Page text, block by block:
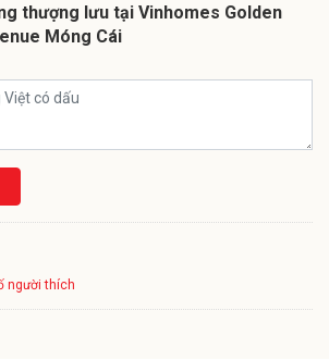
thượng lưu tại Vinhomes Golden
Móng Cái
người thích